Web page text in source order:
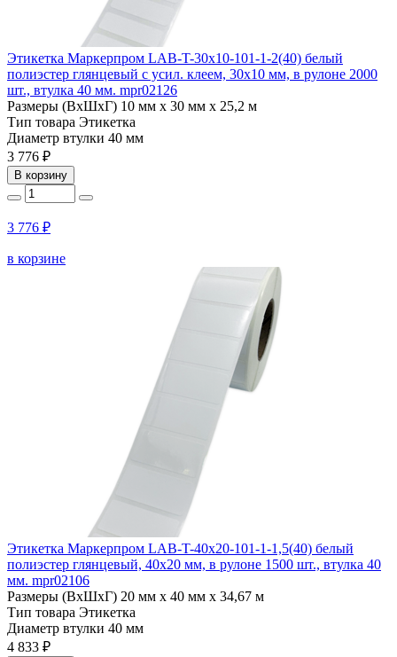
Этикетка Маркерпром LAB-T-30x10-101-1-2(40) белый
полиэстер глянцевый с усил. клеем, 30х10 мм, в рулоне 2000
шт., втулка 40 мм. mpr02126
Размеры (ВхШхГ) 10 мм х 30 мм х 25,2 м
Тип товара Этикетка
Диаметр втулки 40 мм
3 776 ₽
В корзину
3 776 ₽
в корзине
Этикетка Маркерпром LAB-T-40x20-101-1-1,5(40) белый
полиэстер глянцевый, 40х20 мм, в рулоне 1500 шт., втулка 40
мм. mpr02106
Размеры (ВхШхГ) 20 мм х 40 мм х 34,67 м
Тип товара Этикетка
Диаметр втулки 40 мм
4 833 ₽